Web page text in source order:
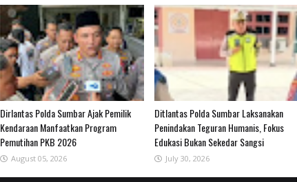
Dirlantas Polda Sumbar Ajak Pemilik
Kendaraan Manfaatkan Program
Pemutihan PKB 2026
August 05, 2026
Ditlantas Polda Sumbar Laksanakan
Penindakan Teguran Humanis, Fokus
Edukasi Bukan Sekedar Sangsi
July 30, 2026